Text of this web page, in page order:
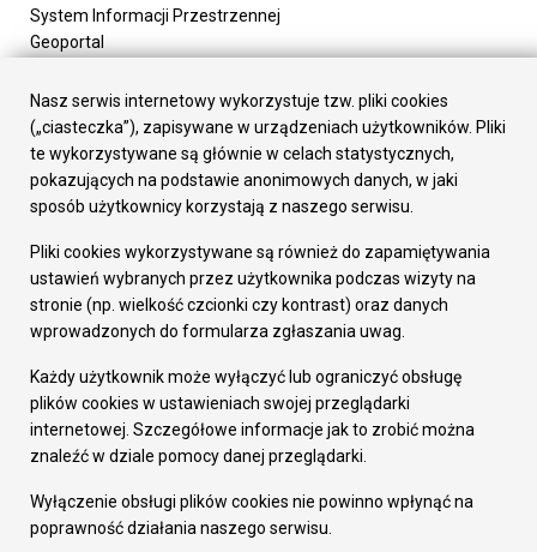
System Informacji Przestrzennej
Geoportal
Załatw sprawę
Prezydent Miasta
Rada Miasta
Wydziały
Elektroniczna Skrzynka Podawcza
Gospodarka
Fundusze europejskie
Środki krajowe
Oferty inwestycyjne
Pozostałe
Deklaracja dostępności
Dane osobowe
Dodaj opinię o witrynie
Nasz serwis internetowy wykorzystuje tzw. pliki cookies
(„ciasteczka”), zapisywane w urządzeniach użytkowników. Pliki
te wykorzystywane są głównie w celach statystycznych,
pokazujących na podstawie anonimowych danych, w jaki
sposób użytkownicy korzystają z naszego serwisu.
Pliki cookies wykorzystywane są również do zapamiętywania
ustawień wybranych przez użytkownika podczas wizyty na
stronie (np. wielkość czcionki czy kontrast) oraz danych
wprowadzonych do formularza zgłaszania uwag.
Każdy użytkownik może wyłączyć lub ograniczyć obsługę
plików cookies w ustawieniach swojej przeglądarki
internetowej. Szczegółowe informacje jak to zrobić można
znaleźć w dziale pomocy danej przeglądarki.
Wyłączenie obsługi plików cookies nie powinno wpłynąć na
poprawność działania naszego serwisu.